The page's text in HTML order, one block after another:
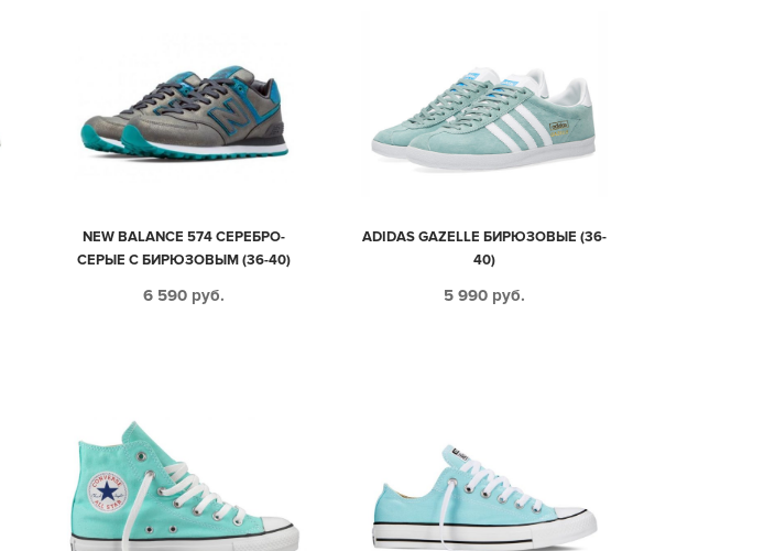
NEW BALANCE 574 СЕРЕБРО-
СЕРЫЕ С БИРЮЗОВЫМ (36-40)
6 590 руб.
ADIDAS GAZELLE БИРЮЗОВЫЕ (36-
40)
5 990 руб.